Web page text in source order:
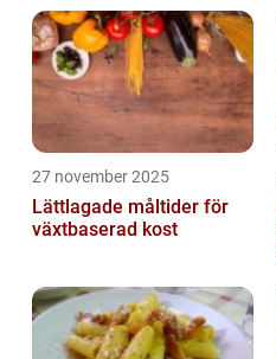
27 november 2025
Lättlagade måltider för
växtbaserad kost